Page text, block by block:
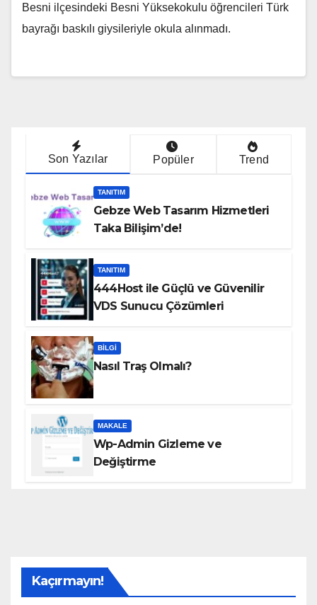
Besni ilçesindeki Besni Yüksekokulu öğrencileri Türk
bayrağı baskılı giysileriyle okula alınmadı.
Son Yazılar Popüler Trend
TANITIM
Gebze Web Tasarım Hizmetleri
Taka Bilişim’de!
TANITIM
444Host ile Güçlü ve Güvenilir
VDS Sunucu Çözümleri
BILGI
Nasıl Traş Olmalı?
MAKALE
Wp-Admin Gizleme ve
Değiştirme
Kaçırmayın!